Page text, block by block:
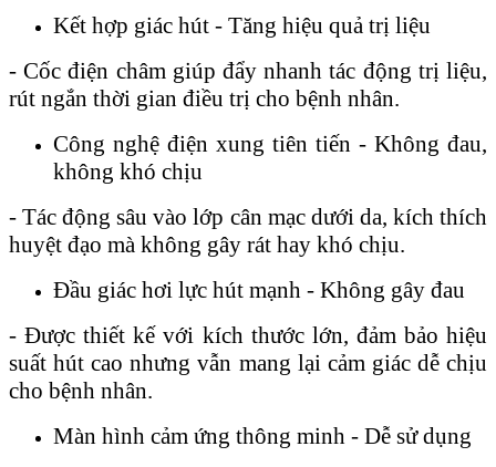
Kết hợp giác hút - Tăng hiệu quả trị liệu
- Cốc điện châm giúp đẩy nhanh tác động trị liệu,
rút ngắn thời gian điều trị cho bệnh nhân.
Công nghệ điện xung tiên tiến - Không đau,
không khó chịu
- Tác động sâu vào lớp cân mạc dưới da, kích thích
huyệt đạo mà không gây rát hay khó chịu.
Đầu giác hơi lực hút mạnh - Không gây đau
- Được thiết kế với kích thước lớn, đảm bảo hiệu
suất hút cao nhưng vẫn mang lại cảm giác dễ chịu
cho bệnh nhân.
Màn hình cảm ứng thông minh - Dễ sử dụng